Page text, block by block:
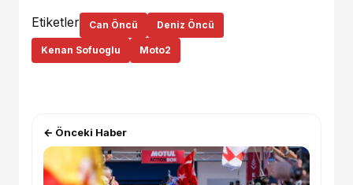
Etiketler Can Öncü Deniz Öncü
Kenan Sofuoglu Moto2
← Önceki Haber